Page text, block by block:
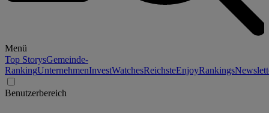
Menü
Top StorysGemeinde-
RankingUnternehmenInvestWatchesReichsteEnjoyRankings
Benutzerbereich